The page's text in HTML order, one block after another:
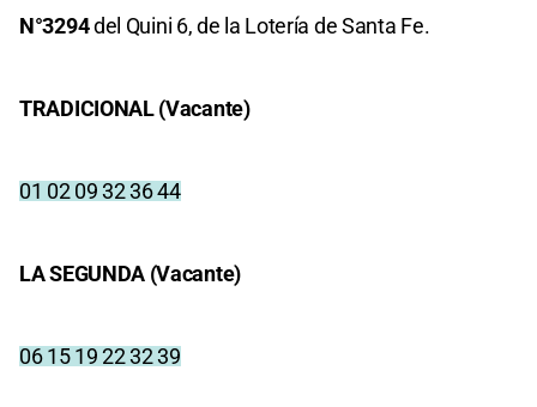
N°3294del Quini 6, de la Lotería de Santa Fe.
TRADICIONAL (Vacante)
01 02 09 32 36 44
LA SEGUNDA (Vacante)
06 15 19 22 32 39